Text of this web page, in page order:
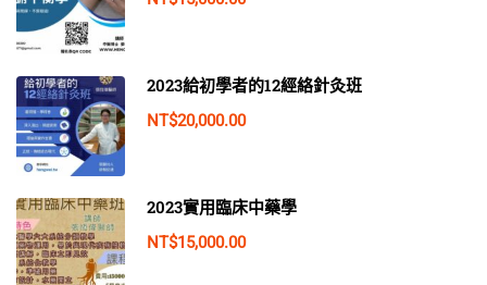
2023給初學者的12經絡針灸班
NT$20,000.00
2023實用臨床中藥學
NT$15,000.00